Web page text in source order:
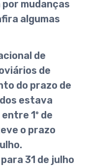
mudanças
algumas
de
de
do prazo de
estava
1º de
o prazo
31 de julho